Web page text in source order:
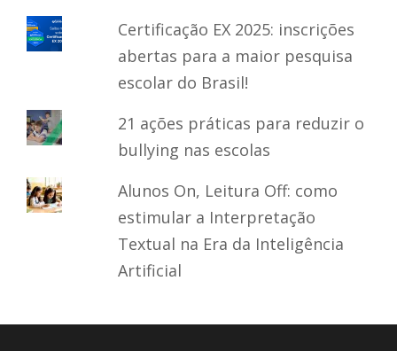
Certificação EX 2025: inscrições
abertas para a maior pesquisa
escolar do Brasil!
21 ações práticas para reduzir o
bullying nas escolas
Alunos On, Leitura Off: como
estimular a Interpretação
Textual na Era da Inteligência
Artificial